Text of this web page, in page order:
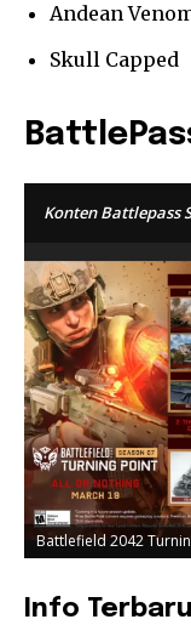
Andean
Skull Capped
Konten Battlepass
Battlefield 2042
Info